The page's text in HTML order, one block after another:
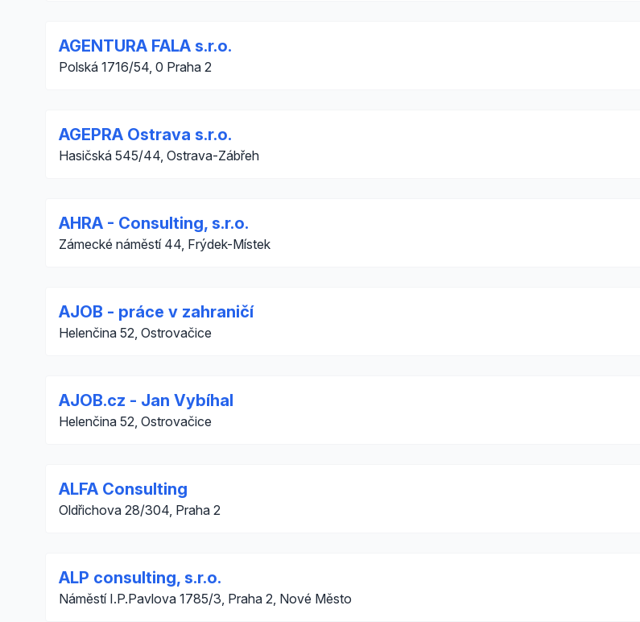
AGENTURA FALA s.r.o.
Polská 1716/54, 0 Praha 2
AGEPRA Ostrava s.r.o.
Hasičská 545/44, Ostrava-Zábřeh
AHRA - Consulting, s.r.o.
Zámecké náměstí 44, Frýdek-Místek
AJOB - práce v zahraničí
Helenčina 52, Ostrovačice
AJOB.cz - Jan Vybíhal
Helenčina 52, Ostrovačice
ALFA Consulting
Oldřichova 28/304, Praha 2
ALP consulting, s.r.o.
Náměstí I.P.Pavlova 1785/3, Praha 2, Nové Město